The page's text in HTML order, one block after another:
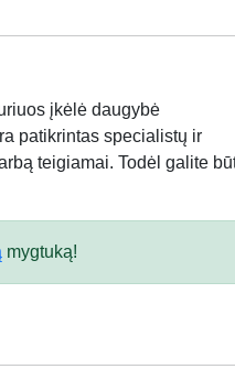
įkėlė daugybė
patikrintas specialistų ir
teigiamai. Todėl galite
mygtuką!